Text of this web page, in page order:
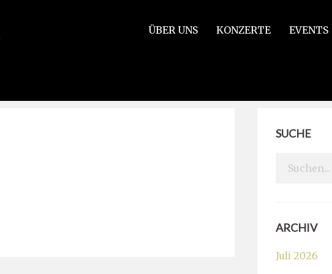
ÜBER UNS KONZERTE EVENTS
SUCHE
Search
ARCHIV
Juli 2026